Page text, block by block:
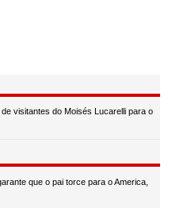
visitantes do Moisés Lucarelli para o
que o pai torce para o America,